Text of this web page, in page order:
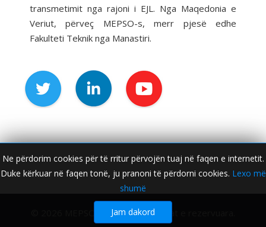
Ne përdorim cookies për të rritur përvojën tuaj në faqen e internetit.
Duke kërkuar në faqen tonë, ju pranoni të përdorni cookies. Lexo më
shumë
Jam dakord
transmetimit nga rajoni i EJL. Nga Maqedonia e
Veriut, përveç MEPSO-s, merr pjesë edhe
Fakulteti Teknik nga Manastiri.
© 2026 MEPSO. Të gjitha të drejtat e rezervuara.